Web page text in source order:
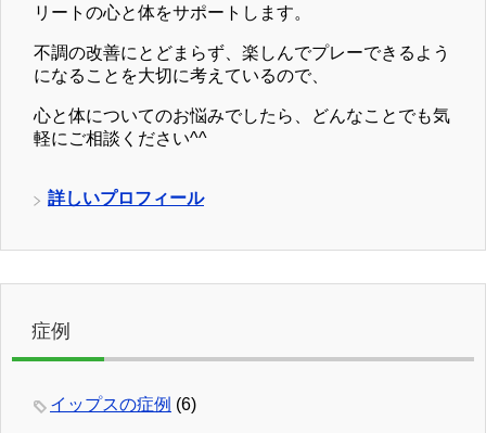
リートの心と体をサポートします。
不調の改善にとどまらず、楽しんでプレーできるよう
になることを大切に考えているので、
心と体についてのお悩みでしたら、どんなことでも気
軽にご相談ください^^
詳しいプロフィール
症例
イップスの症例 (6)